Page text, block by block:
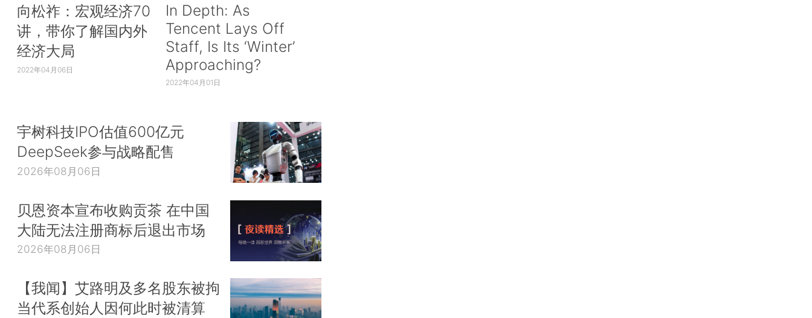
向松祚：宏观经济70
讲，带你了解国内外
经济大局
2022年04月06日
In Depth: As
Tencent Lays Off
Staff, Is Its ‘Winter’
Approaching?
2022年04月01日
宇树科技IPO估值600亿元
DeepSeek参与战略配售
2026年08月06日
贝恩资本宣布收购贡茶 在中国
大陆无法注册商标后退出市场
2026年08月06日
【我闻】艾路明及多名股东被拘
当代系创始人因何此时被清算